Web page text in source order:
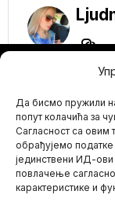
Да бисмо пружили
попут колачића за
Сагласност са овим
обрађујемо
јединствени ИД-ови
повлачење
карактеристике и
Mario zna
NE PROPUSTITE
и